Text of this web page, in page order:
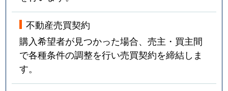
不動産売買契約
購入希望者が見つかった場合、売主・買主間
で各種条件の調整を行い売買契約を締結しま
す。